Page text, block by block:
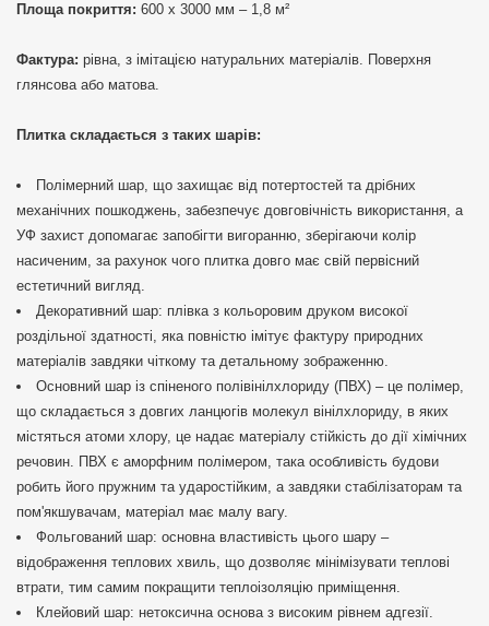
Площа покриття: 600 х 3000 мм – 1,8 м²
Фактура: рівна, з імітацією натуральних матеріалів. Поверхня
глянсова або матова.
Плитка складається з таких шарів:
Полімерний шар, що захищає від потертостей та дрібних
механічних пошкоджень, забезпечує довговічність використання, а
УФ захист допомагає запобігти вигоранню, зберігаючи колір
насиченим, за рахунок чого плитка довго має свій первісний
естетичний вигляд.
Декоративний шар: плівка з кольоровим друком високої
роздільної здатності, яка повністю імітує фактуру природних
матеріалів завдяки чіткому та детальному зображенню.
Основний шар із спіненого полівінілхлориду (ПВХ) – це полімер,
що складається з довгих ланцюгів молекул вінілхлориду, в яких
містяться атоми хлору, це надає матеріалу стійкість до дії хімічних
речовин. ПВХ є аморфним полімером, така особливість будови
робить його пружним та ударостійким, а завдяки стабілізаторам та
пом'якшувачам, матеріал має малу вагу.
Фольгований шар: основна властивість цього шару –
відображення теплових хвиль, що дозволяє мінімізувати теплові
втрати, тим самим покращити теплоізоляцію приміщення.
Клейовий шар: нетоксична основа з високим рівнем адгезії.